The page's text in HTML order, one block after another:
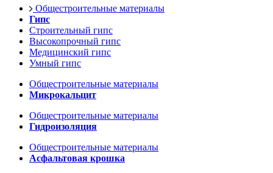
Общестроительные материалы
Гипс
Строительный гипс
Высокопрочный гипс
Медицинский гипс
Умный гипс
Общестроительные материалы
Микрокальцит
Общестроительные материалы
Гидроизоляция
Общестроительные материалы
Асфальтовая крошка